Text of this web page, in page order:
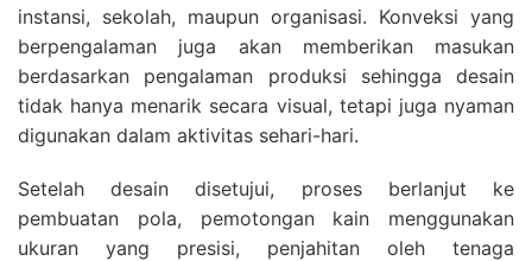
instansi, sekolah, maupun organisasi. Konveksi yang
berpengalaman juga akan memberikan masukan
berdasarkan pengalaman produksi sehingga desain
tidak hanya menarik secara visual, tetapi juga nyaman
digunakan dalam aktivitas sehari-hari.
Setelah desain disetujui, proses berlanjut ke
pembuatan pola, pemotongan kain menggunakan
ukuran yang presisi, penjahitan oleh tenaga